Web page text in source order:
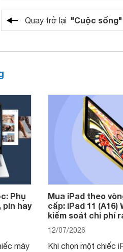
Quay trở lại "Cuộc sống"
Phụ
pin hay
máy
Mua iPad theo
cấp: iPad 11 (A16)
kiểm soát chi phí
12/07/2026
Khi chọn một chiếc